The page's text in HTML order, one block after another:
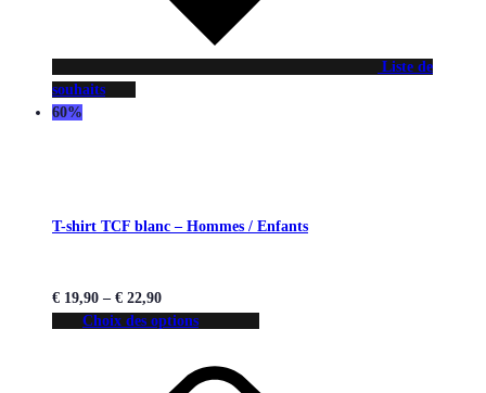
Liste de
souhaits
60%
T-shirt TCF blanc – Hommes / Enfants
€ 19,90 – € 22,90
Choix des options